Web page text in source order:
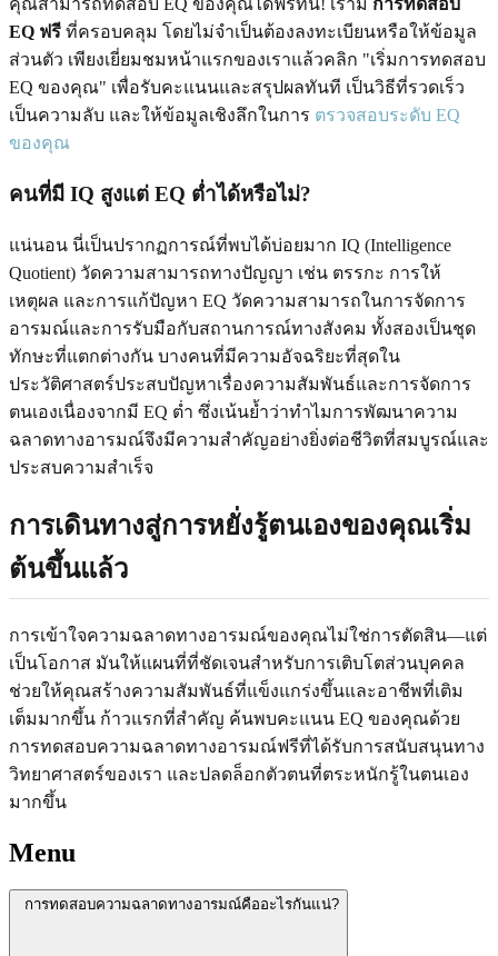
คุณสามารถทดสอบ EQ ของคุณได้ฟรีที่นี่! เรามี การทดสอบ
EQ ฟรี ที่ครอบคลุม โดยไม่จำเป็นต้องลงทะเบียนหรือให้ข้อมูล
ส่วนตัว เพียงเยี่ยมชมหน้าแรกของเราแล้วคลิก "เริ่มการทดสอบ
EQ ของคุณ" เพื่อรับคะแนนและสรุปผลทันที เป็นวิธีที่รวดเร็ว
เป็นความลับ และให้ข้อมูลเชิงลึกในการ ตรวจสอบระดับ EQ
ของคุณ
คนที่มี IQ สูงแต่ EQ ต่ำได้หรือไม่?
แน่นอน นี่เป็นปรากฏการณ์ที่พบได้บ่อยมาก IQ (Intelligence
Quotient) วัดความสามารถทางปัญญา เช่น ตรรกะ การให้
เหตุผล และการแก้ปัญหา EQ วัดความสามารถในการจัดการ
อารมณ์และการรับมือกับสถานการณ์ทางสังคม ทั้งสองเป็นชุด
ทักษะที่แตกต่างกัน บางคนที่มีความอัจฉริยะที่สุดใน
ประวัติศาสตร์ประสบปัญหาเรื่องความสัมพันธ์และการจัดการ
ตนเองเนื่องจากมี EQ ต่ำ ซึ่งเน้นย้ำว่าทำไมการพัฒนาความ
ฉลาดทางอารมณ์จึงมีความสำคัญอย่างยิ่งต่อชีวิตที่สมบูรณ์และ
ประสบความสำเร็จ
การเดินทางสู่การหยั่งรู้ตนเองของคุณเริ่ม
ต้นขึ้นแล้ว
การเข้าใจความฉลาดทางอารมณ์ของคุณไม่ใช่การตัดสิน—แต่
เป็นโอกาส มันให้แผนที่ที่ชัดเจนสำหรับการเติบโตส่วนบุคคล
ช่วยให้คุณสร้างความสัมพันธ์ที่แข็งแกร่งขึ้นและอาชีพที่เติม
เต็มมากขึ้น ก้าวแรกที่สำคัญ ค้นพบคะแนน EQ ของคุณด้วย
การทดสอบความฉลาดทางอารมณ์ฟรีที่ได้รับการสนับสนุนทาง
วิทยาศาสตร์ของเรา และปลดล็อกตัวตนที่ตระหนักรู้ในตนเอง
มากขึ้น
Menu
การทดสอบความฉลาดทางอารมณ์คืออะไรกันแน่?